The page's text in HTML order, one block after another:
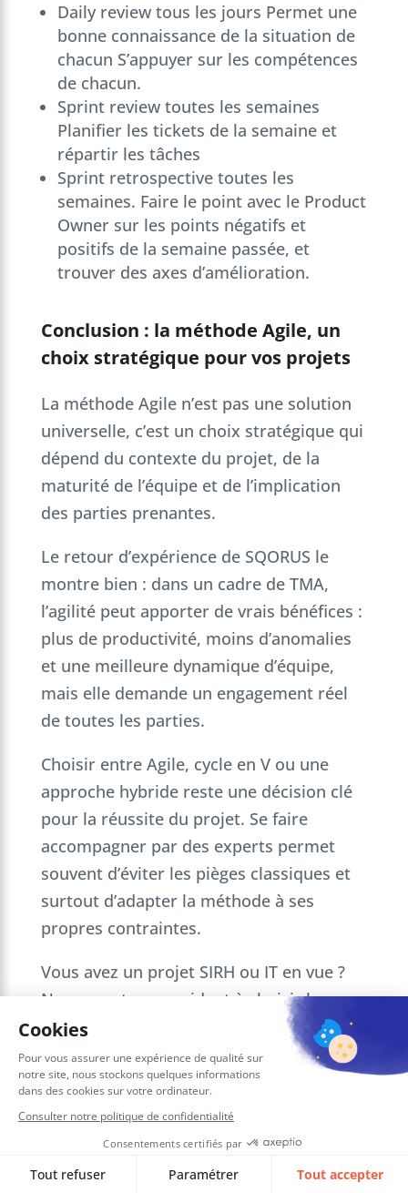
Daily review tous les jours Permet une
bonne connaissance de la situation de
chacun S’appuyer sur les compétences
de chacun.
Sprint review toutes les semaines
Planifier les tickets de la semaine et
répartir les tâches
Sprint retrospective toutes les
semaines. Faire le point avec le Product
Owner sur les points négatifs et
positifs de la semaine passée, et
trouver des axes d’amélioration.
Conclusion : la méthode Agile, un
choix stratégique pour vos projets
La méthode Agile n’est pas une solution
universelle, c’est un choix stratégique qui
dépend du contexte du projet, de la
maturité de l’équipe et de l’implication
des parties prenantes.
Le retour d’expérience de SQORUS le
montre bien : dans un cadre de TMA,
l’agilité peut apporter de vrais bénéfices :
plus de productivité, moins d’anomalies
et une meilleure dynamique d’équipe,
mais elle demande un engagement réel
de toutes les parties.
Choisir entre Agile, cycle en V ou une
approche hybride reste une décision clé
pour la réussite du projet. Se faire
accompagner par des experts permet
souvent d’éviter les pièges classiques et
surtout d’adapter la méthode à ses
propres contraintes.
Vous avez un projet SIRH ou IT en vue ?
Nos experts vous aident à choisir la
méthodologie la plus adaptée.
Comment mener à bien
un projet SIRH dans son